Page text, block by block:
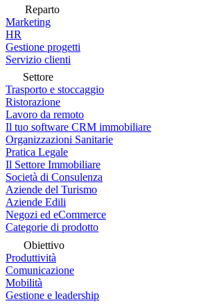
Reparto
Marketing
HR
Gestione progetti
Servizio clienti
Settore
Trasporto e stoccaggio
Ristorazione
Lavoro da remoto
Il tuo software CRM immobiliare
Organizzazioni Sanitarie
Pratica Legale
Il Settore Immobiliare
Società di Consulenza
Aziende del Turismo
Aziende Edili
Negozi ed eCommerce
Categorie di prodotto
Obiettivo
Produttività
Comunicazione
Mobilità
Gestione e leadership